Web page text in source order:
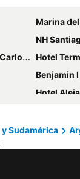
Marina
NH
V
Hotel
Benjamin I
Hotel
Hotel
Sudamérica